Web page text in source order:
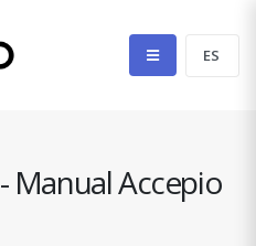
Manual Accepio